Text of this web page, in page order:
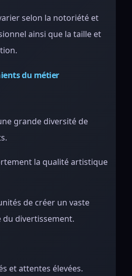
selon la notoriété et
ainsi que la taille et
du métier
grande diversité de
la qualité artistique
de créer un vaste
divertissement.
et attentes élevées.